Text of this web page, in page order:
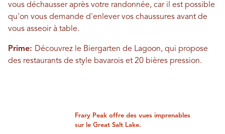
vous déchausser après votre randonnée, car il est possible
qu'on vous demande d'enlever vos chaussures avant de
vous asseoir à table.
Prime: Découvrez le Biergarten de Lagoon, qui propose
des restaurants de style bavarois et 20 bières pression.
Frary Peak offre des vues imprenables
sur le Great Salt Lake.